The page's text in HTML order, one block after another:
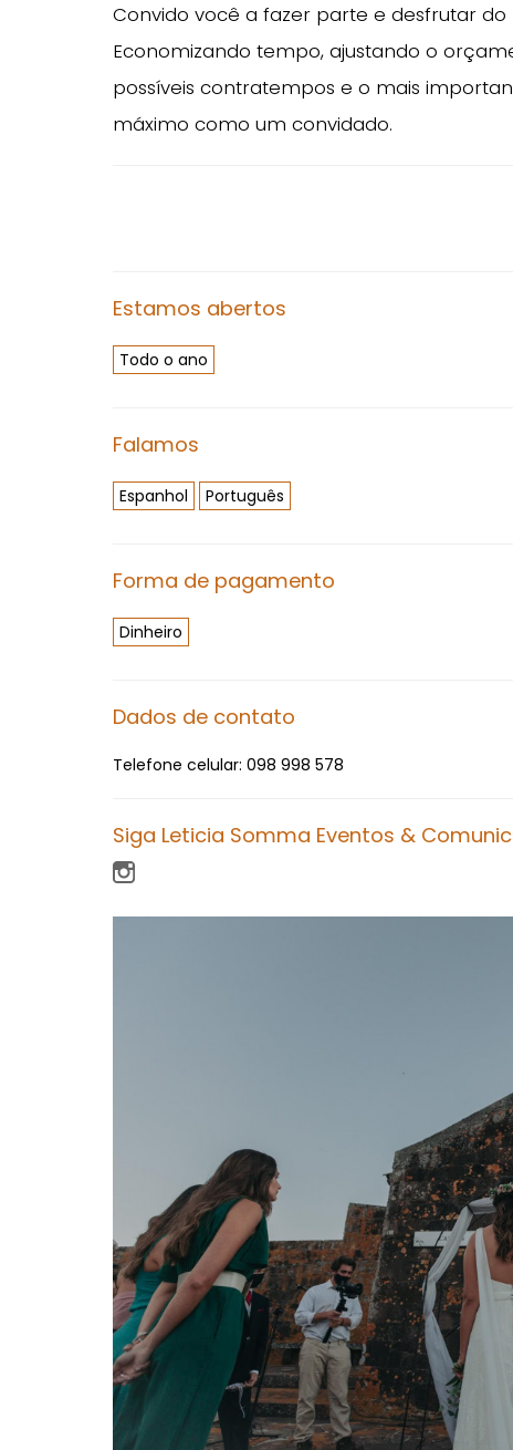
Convido você a fazer parte e desfrutar
Economizando tempo, ajustando o
possíveis contratempos e o mais
máximo como um convidado.
Estamos abertos
Todo o ano
Falamos
Espanhol Português
Forma de pagamento
Dinheiro
Dados de contato
Telefone celular: 098 998 578
Siga Leticia Somma Eventos &